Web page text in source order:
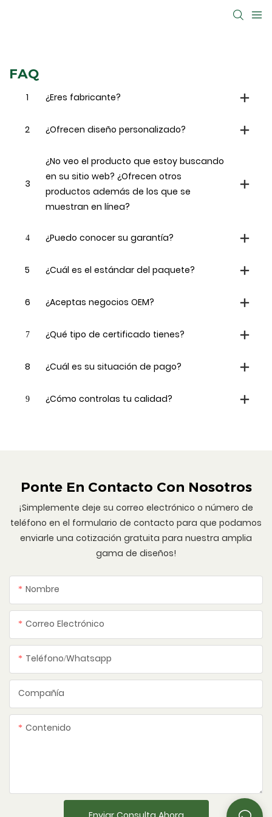
FAQ
1 ¿Eres fabricante?
2 ¿Ofrecen diseño personalizado?
3
¿No veo el producto que estoy buscando
en su sitio web? ¿Ofrecen otros
productos además de los que se
muestran en línea?
4 ¿Puedo conocer su garantía?
5 ¿Cuál es el estándar del paquete?
6 ¿Aceptas negocios OEM?
7 ¿Qué tipo de certificado tienes?
8 ¿Cuál es su situación de pago?
9 ¿Cómo controlas tu calidad?
Ponte En Contacto Con Nosotros
¡Simplemente deje su correo electrónico o número de
teléfono en el formulario de contacto para que podamos
enviarle una cotización gratuita para nuestra amplia
gama de diseños!
Nombre
Correo Electrónico
Teléfono/whatsapp
Compañía
Contenido